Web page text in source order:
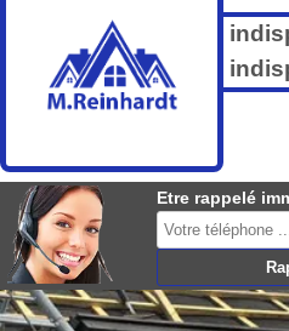
Etre rappelé